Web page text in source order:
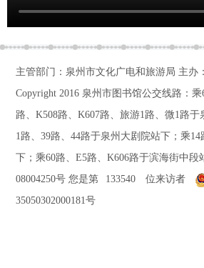
主管部门：泉州市文化广电和旅游局 主办
Copyright 2016 泉州市图书馆公交线路：乘
路、K508路、K607路、旅游1路、微1路
1路、39路、44路于泉州大剧院站下；乘
下；乘60路、E5路、K606路于滨海街中
08004250号 您是第 133540 位来访者
35050302000181号